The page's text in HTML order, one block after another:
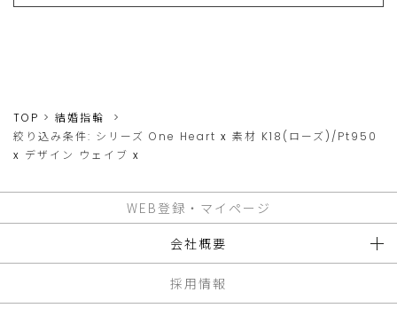
TOP
結婚指輪
絞り込み条件: シリーズ One Heart x 素材 K18(ローズ)/Pt950
x デザイン ウェイブ x
WEB登録・マイページ
会社概要
採用情報